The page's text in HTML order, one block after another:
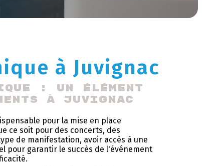
à Juvignac
: un élément
à Juvignac
pour la mise en place
ce soit pour des concerts, des
de manifestation, avoir accès à une
pour garantir le succès de l'événement